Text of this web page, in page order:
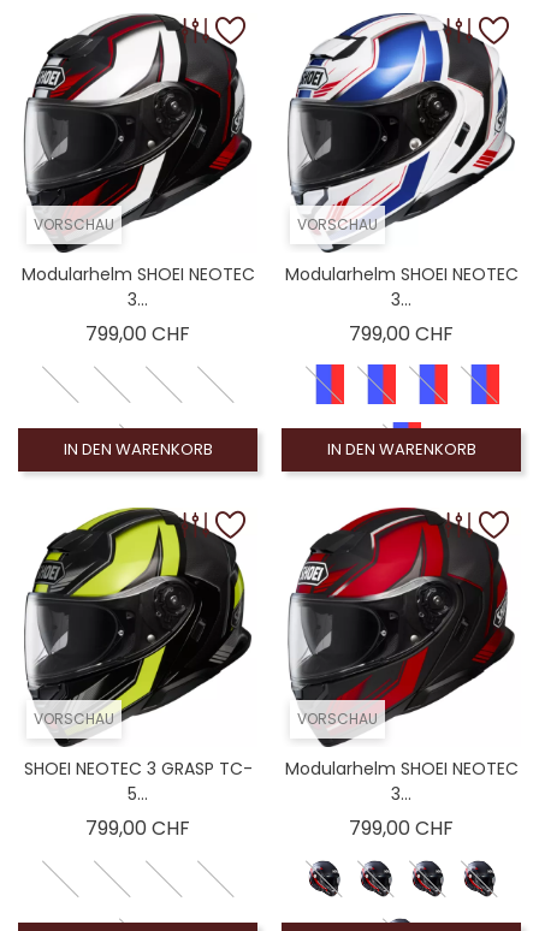
VORSCHAU
Modularhelm SHOEI NEOTEC
3...
799,00 CHF
IN DEN WARENKORB
VORSCHAU
Modularhelm SHOEI NEOTEC
3...
799,00 CHF
IN DEN WARENKORB
VORSCHAU
SHOEI NEOTEC 3 GRASP TC-
5...
799,00 CHF
VORSCHAU
Modularhelm SHOEI NEOTEC
3...
799,00 CHF